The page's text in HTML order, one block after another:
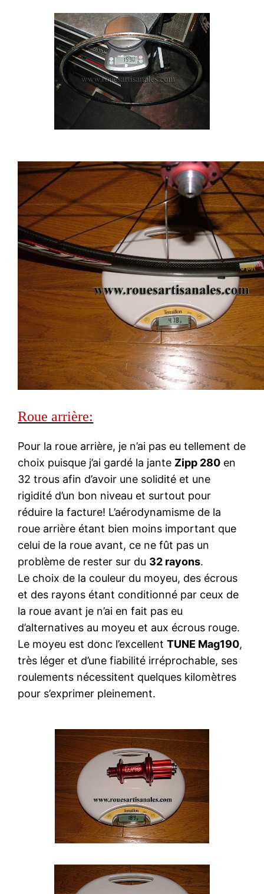
Roue arrière:
Pour la roue arrière, je n’ai pas eu tellement de
choix puisque j’ai gardé la jante Zipp 280 en
32 trous afin d’avoir une solidité et une
rigidité d’un bon niveau et surtout pour
réduire la facture! L’aérodynamisme de la
roue arrière étant bien moins important que
celui de la roue avant, ce ne fût pas un
problème de rester sur du 32 rayons.
Le choix de la couleur du moyeu, des écrous
et des rayons étant conditionné par ceux de
la roue avant je n’ai en fait pas eu
d’alternatives au moyeu et aux écrous rouge.
Le moyeu est donc l’excellentTUNE Mag190,
très léger et d’une fiabilité irréprochable, ses
roulements nécessitent quelques kilomètres
pour s’exprimer pleinement.